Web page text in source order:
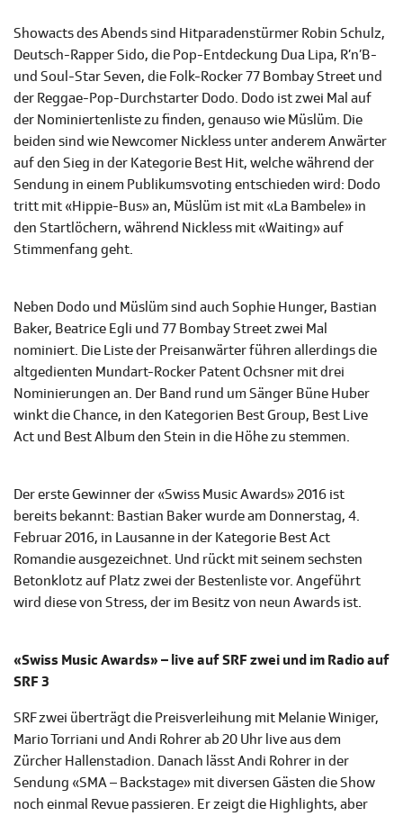
Showacts des Abends sind Hitparadenstürmer Robin Schulz,
Deutsch-Rapper Sido, die Pop-Entdeckung Dua Lipa, R’n’B-
und Soul-Star Seven, die Folk-Rocker 77 Bombay Street und
der Reggae-Pop-Durchstarter Dodo. Dodo ist zwei Mal auf
der Nominiertenliste zu finden, genauso wie Müslüm. Die
beiden sind wie Newcomer Nickless unter anderem Anwärter
auf den Sieg in der Kategorie Best Hit, welche während der
Sendung in einem Publikumsvoting entschieden wird: Dodo
tritt mit «Hippie-Bus» an, Müslüm ist mit «La Bambele» in
den Startlöchern, während Nickless mit «Waiting» auf
Stimmenfang geht.
Neben Dodo und Müslüm sind auch Sophie Hunger, Bastian
Baker, Beatrice Egli und 77 Bombay Street zwei Mal
nominiert. Die Liste der Preisanwärter führen allerdings die
altgedienten Mundart-Rocker Patent Ochsner mit drei
Nominierungen an. Der Band rund um Sänger Büne Huber
winkt die Chance, in den Kategorien Best Group, Best Live
Act und Best Album den Stein in die Höhe zu stemmen.
Der erste Gewinner der «Swiss Music Awards» 2016 ist
bereits bekannt: Bastian Baker wurde am Donnerstag, 4.
Februar 2016, in Lausanne in der Kategorie Best Act
Romandie ausgezeichnet. Und rückt mit seinem sechsten
Betonklotz auf Platz zwei der Bestenliste vor. Angeführt
wird diese von Stress, der im Besitz von neun Awards ist.
«Swiss Music Awards» – live auf SRF zwei und im Radio auf
SRF 3
SRF zwei überträgt die Preisverleihung mit Melanie Winiger,
Mario Torriani und Andi Rohrer ab 20 Uhr live aus dem
Zürcher Hallenstadion. Danach lässt Andi Rohrer in der
Sendung «SMA – Backstage» mit diversen Gästen die Show
noch einmal Revue passieren. Er zeigt die Highlights, aber